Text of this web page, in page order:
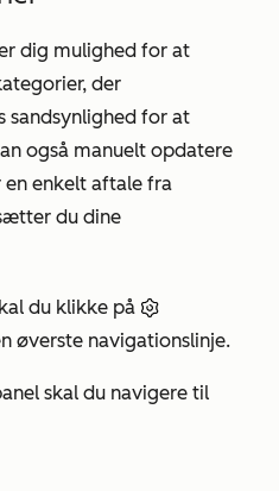
dig mulighed for at
der
sandsynlighed for at
også manuelt opdatere
enkelt aftale fra
du dine
du klikke på
øverste navigationslinje.
skal du navigere til